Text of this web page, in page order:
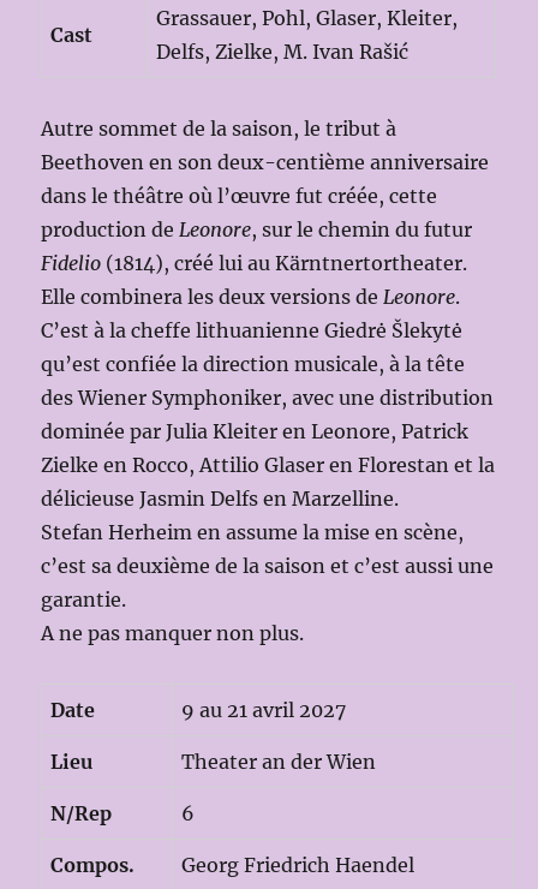
Cast
Grassauer, Pohl, Glaser, Kleiter,
Delfs, Zielke, M. Ivan Rašić
Autre sommet de la saison, le tribut à
Beethoven en son deux-centième anniversaire
dans le théâtre où l’œuvre fut créée, cette
production deLeonore, sur le chemin du futur
Fidelio (1814), créé lui au Kärntnertortheater.
Elle combinera les deux versions deLeonore.
C’est à la cheffe lithuanienne Giedrė Šlekytė
qu’est confiée la direction musicale, à la tête
des Wiener Symphoniker, avec une distribution
dominée par Julia Kleiter en Leonore, Patrick
Zielke en Rocco, Attilio Glaser en Florestan et la
délicieuse Jasmin Delfs en Marzelline.
Stefan Herheim en assume la mise en scène,
c’est sa deuxième de la saison et c’est aussi une
garantie.
A ne pas manquer non plus.
Date 9 au 21 avril 2027
Lieu Theater an der Wien
N/Rep 6
Compos. Georg Friedrich Haendel